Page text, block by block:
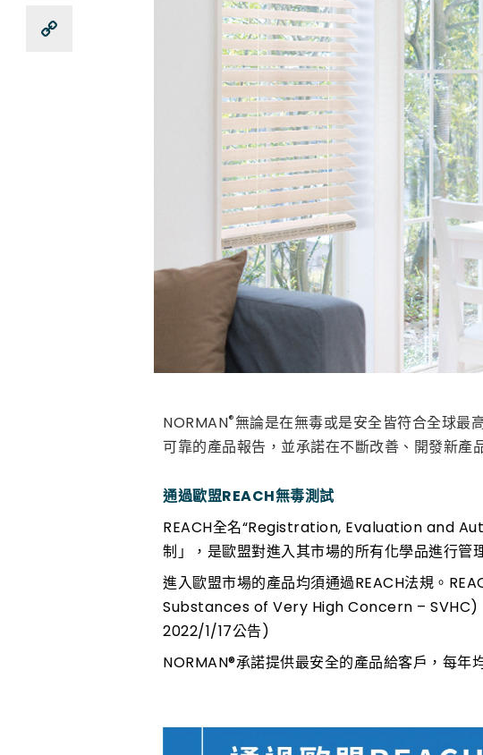
NORMAN®無論是在無毒或是安全皆符合全球最
可靠的產品報告，並承諾在不斷改善、開發新產
通過歐盟REACH無毒測試
REACH全名“Registration, Evaluation and
制」，是歐盟對進入其市場的所有化學品進行管
進入歐盟市場的產品均須通過REACH法規。
Substances of Very High Concern – SVHC)
2022/1/17公告)
NORMAN®承諾提供最安全的產品給客戶，每年